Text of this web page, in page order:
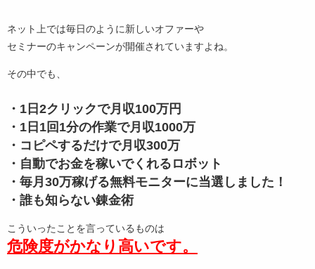
ネット上では毎日のように新しいオファーや
セミナーのキャンペーンが開催されていますよね。
その中でも、
・1日2クリックで月収100万円
・1日1回1分の作業で月収1000万
・コピペするだけで月収300万
・自動でお金を稼いでくれるロボット
・毎月30万稼げる無料モニターに当選しました！
・誰も知らない錬金術
こういったことを言っているものは
危険度がかなり高いです。